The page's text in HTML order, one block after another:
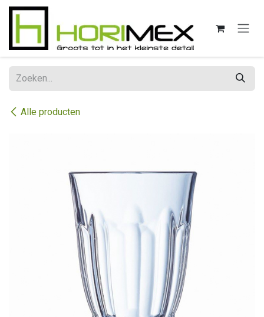
Overslaan naar inhoud
Alle producten